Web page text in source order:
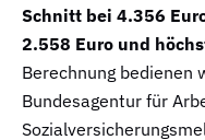
Schnitt bei 4.356
2.558 Euro und
Berechnung bedienen
Bundesagentur für